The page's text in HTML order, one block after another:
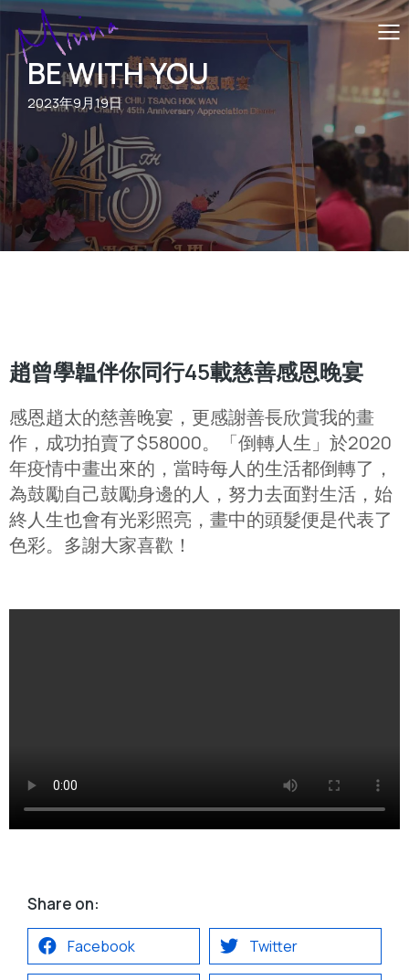
BE WITH YOU
2023年9月19日
趙曾學韞伴你同行45載慈善感恩晚宴
感恩趙太的慈善晚宴，更感謝善長欣賞我的畫
作，成功拍賣了$58000。「倒轉人生」於2020
年疫情中畫出來的，當時每人的生活都倒轉了，
為鼓勵自己鼓勵身邊的人，努力去面對生活，始
終人生也會有光彩照亮，畫中的頭髮便是代表了
色彩。多謝大家喜歡！
Share on:
Facebook Twitter